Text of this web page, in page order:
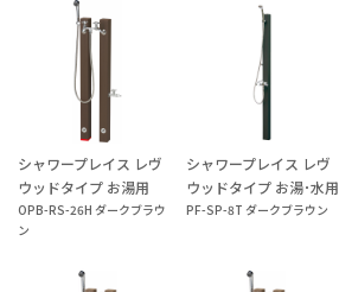
シャワープレイス レヴ
ウッドタイプ お湯用
OPB-RS-26H ダークブラウ
ン
シャワープレイス レヴ
ウッドタイプ お湯･水用
PF-SP-8T ダークブラウン